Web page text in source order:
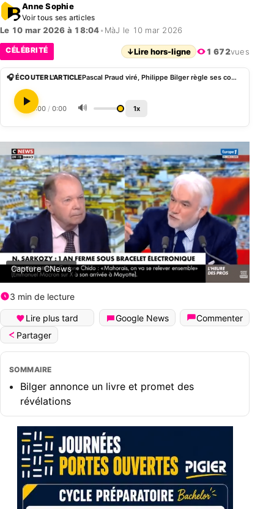
Anne Sophie
Voir tous ses articles
Le 10 mar 2026 à 18:04• MàJ le 10 mar 2026
CÉLÉBRITÉ ↓Lire hors-ligne 1 672vues
🎧 ÉCOUTER L'ARTICLE Pascal Praud viré, Philippe Bilger règle ses comptes avec CNews
0:00 / 0:00 🔊 1x
Capture CNews
3 min de lecture
Lire plus tard Google News
Commenter
Partager
SOMMAIRE
Bilger annonce un livre et promet des
révélations